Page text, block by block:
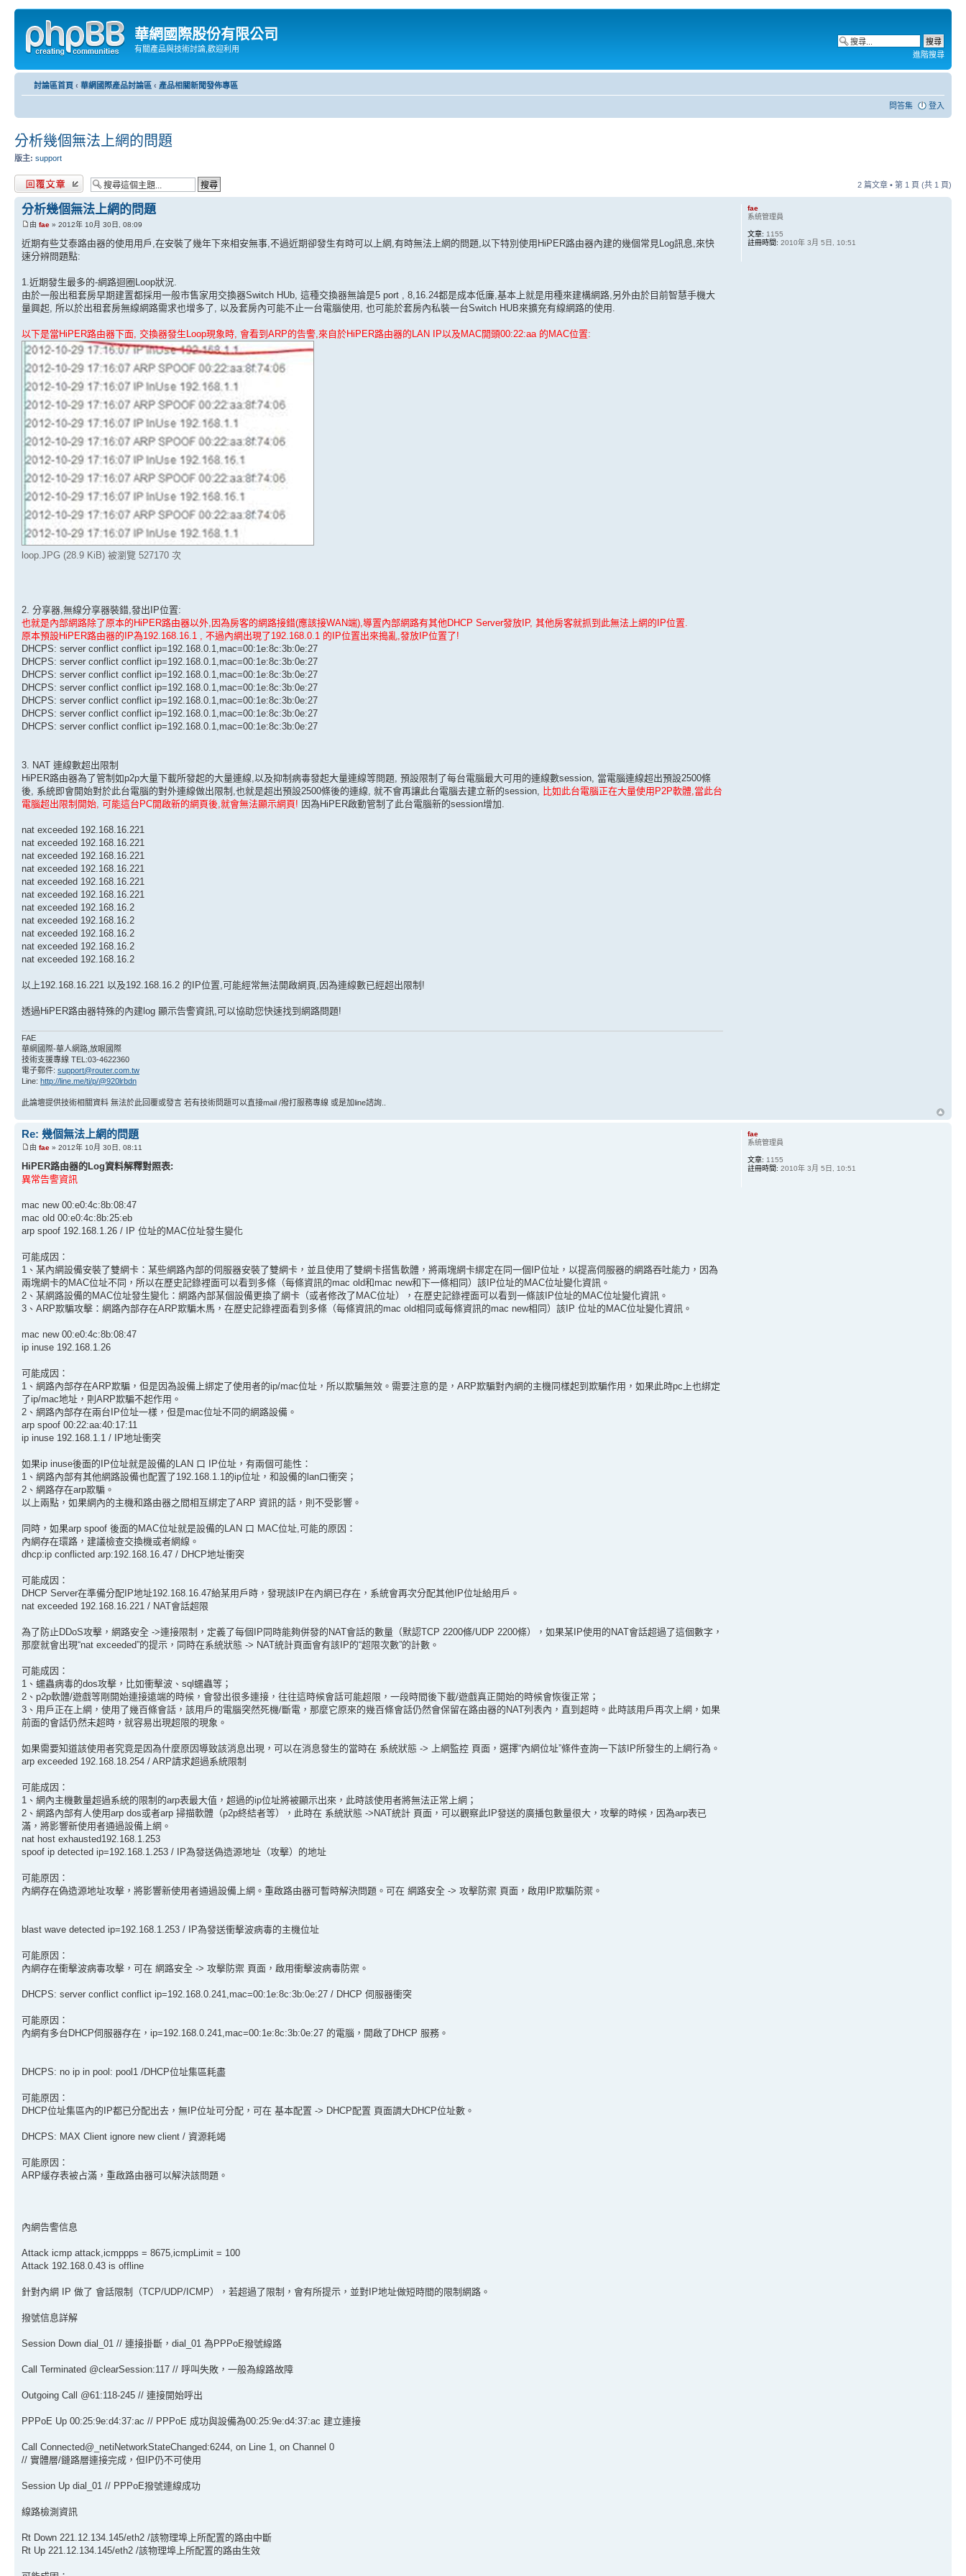
華網國際股份有限公司
有關產品與技術討論,歡迎利用
進階搜尋
討論區首頁 ‹ 華網國際產品討論區 ‹ 產品相關新聞發佈專區
問答集 登入
分析幾個無法上網的問題
版主: support
發表回覆 2 篇文章 • 第 1 頁 (共 1 頁)
分析幾個無法上網的問題
由 fae » 2012年 10月 30日, 08:09
近期有些艾泰路由器的使用用戶,在安裝了幾年下來相安無事,不過近期卻發生有時可以上網,有時無法上網的問題,以下特別使用HiPER路由器內建的幾個常見Log訊息,來快
速分辨問題點:
1.近期發生最多的-網路迴圈Loop狀況.
由於一般出租套房早期建置都採用一般市售家用交換器Switch HUb, 這種交換器無論是5 port , 8,16.24都是成本低廉,基本上就是用種來建構網路,另外由於目前智慧手機大
量興起, 所以於出租套房無線網路需求也增多了, 以及套房內可能不止一台電腦使用, 也可能於套房內私裝一台Switch HUB來擴充有線網路的使用.
以下是當HiPER路由器下面, 交換器發生Loop現象時, 會看到ARP的告警,來自於HiPER路由器的LAN IP以及MAC開頭00:22:aa 的MAC位置:
loop.JPG (28.9 KiB) 被瀏覽 527170 次
2. 分享器,無線分享器裝錯,發出IP位置:
也就是內部網路除了原本的HiPER路由器以外,因為房客的網路接錯(應該接WAN端),導置內部網路有其他DHCP Server發放IP, 其他房客就抓到此無法上網的IP位置.
原本預設HiPER路由器的IP為192.168.16.1 , 不過內網出現了192.168.0.1 的IP位置出來搗亂,發放IP位置了!
DHCPS: server conflict conflict ip=192.168.0.1,mac=00:1e:8c:3b:0e:27
DHCPS: server conflict conflict ip=192.168.0.1,mac=00:1e:8c:3b:0e:27
DHCPS: server conflict conflict ip=192.168.0.1,mac=00:1e:8c:3b:0e:27
DHCPS: server conflict conflict ip=192.168.0.1,mac=00:1e:8c:3b:0e:27
DHCPS: server conflict conflict ip=192.168.0.1,mac=00:1e:8c:3b:0e:27
DHCPS: server conflict conflict ip=192.168.0.1,mac=00:1e:8c:3b:0e:27
DHCPS: server conflict conflict ip=192.168.0.1,mac=00:1e:8c:3b:0e:27
3. NAT 連線數超出限制
HiPER路由器為了管制如p2p大量下載所發起的大量連線,以及抑制病毒發起大量連線等問題, 預設限制了每台電腦最大可用的連線數session, 當電腦連線超出預設2500條
後, 系統即會開始對於此台電腦的對外連線做出限制,也就是超出預設2500條後的連線, 就不會再讓此台電腦去建立新的session, 比如此台電腦正在大量使用P2P軟體,當此台
電腦超出限制開始, 可能這台PC開啟新的網頁後,就會無法顯示網頁! 因為HiPER啟動管制了此台電腦新的session增加.
nat exceeded 192.168.16.221
nat exceeded 192.168.16.221
nat exceeded 192.168.16.221
nat exceeded 192.168.16.221
nat exceeded 192.168.16.221
nat exceeded 192.168.16.221
nat exceeded 192.168.16.2
nat exceeded 192.168.16.2
nat exceeded 192.168.16.2
nat exceeded 192.168.16.2
nat exceeded 192.168.16.2
以上192.168.16.221 以及192.168.16.2 的IP位置,可能經常無法開啟網頁,因為連線數已經超出限制!
透過HiPER路由器特殊的內建log 顯示告警資訊,可以協助您快速找到網路問題!
FAE
華網國際-華人網路,放眼國際
技術支援專線 TEL:03-4622360
電子郵件: support@router.com.tw
Line: http://line.me/ti/p/@920lrbdn
此論壇提供技術相關資料 無法於此回覆或發言 若有技術問題可以直接mail /撥打服務專線 或是加line諮詢..
fae
系統管理員
文章: 1155
註冊時間: 2010年 3月 5日, 10:51
Re: 幾個無法上網的問題
由 fae » 2012年 10月 30日, 08:11
HiPER路由器的Log資料解釋對照表:
異常告警資訊
mac new 00:e0:4c:8b:08:47
mac old 00:e0:4c:8b:25:eb
arp spoof 192.168.1.26 / IP 位址的MAC位址發生變化
可能成因：
1、某內網設備安裝了雙網卡：某些網路內部的伺服器安裝了雙網卡，並且使用了雙網卡搭售軟體，將兩塊網卡綁定在同一個IP位址，以提高伺服器的網路吞吐能力，因為
兩塊網卡的MAC位址不同，所以在歷史記錄裡面可以看到多條（每條資訊的mac old和mac new和下一條相同）該IP位址的MAC位址變化資訊。
2、某網路設備的MAC位址發生變化：網路內部某個設備更換了網卡（或者修改了MAC位址），在歷史記錄裡面可以看到一條該IP位址的MAC位址變化資訊。
3、ARP欺騙攻擊：網路內部存在ARP欺騙木馬，在歷史記錄裡面看到多條（每條資訊的mac old相同或每條資訊的mac new相同）該IP 位址的MAC位址變化資訊。
mac new 00:e0:4c:8b:08:47
ip inuse 192.168.1.26
可能成因：
1、網路內部存在ARP欺騙，但是因為設備上綁定了使用者的ip/mac位址，所以欺騙無效。需要注意的是，ARP欺騙對內網的主機同樣起到欺騙作用，如果此時pc上也綁定
了ip/mac地址，則ARP欺騙不起作用。
2、網路內部存在兩台IP位址一樣，但是mac位址不同的網路設備。
arp spoof 00:22:aa:40:17:11
ip inuse 192.168.1.1 / IP地址衝突
如果ip inuse後面的IP位址就是設備的LAN 口 IP位址，有兩個可能性：
1、網路內部有其他網路設備也配置了192.168.1.1的ip位址，和設備的lan口衝突；
2、網路存在arp欺騙。
以上兩點，如果網內的主機和路由器之間相互綁定了ARP 資訊的話，則不受影響。
同時，如果arp spoof 後面的MAC位址就是設備的LAN 口 MAC位址,可能的原因：
內網存在環路，建議檢查交換機或者網線。
dhcp:ip conflicted arp:192.168.16.47 / DHCP地址衝突
可能成因：
DHCP Server在準備分配IP地址192.168.16.47給某用戶時，發現該IP在內網已存在，系統會再次分配其他IP位址給用戶。
nat exceeded 192.168.16.221 / NAT會話超限
為了防止DDoS攻擊，網路安全 ->連接限制，定義了每個IP同時能夠併發的NAT會話的數量（默認TCP 2200條/UDP 2200條），如果某IP使用的NAT會話超過了這個數字，
那麼就會出現“nat exceeded”的提示，同時在系統狀態 -> NAT統計頁面會有該IP的“超限次數”的計數。
可能成因：
1、蠕蟲病毒的dos攻擊，比如衝擊波、sql蠕蟲等；
2、p2p軟體/遊戲等剛開始連接遠端的時候，會發出很多連接，往往這時候會話可能超限，一段時間後下載/遊戲真正開始的時候會恢復正常；
3、用戶正在上網，使用了幾百條會話，該用戶的電腦突然死機/斷電，那麼它原來的幾百條會話仍然會保留在路由器的NAT列表內，直到超時。此時該用戶再次上網，如果
前面的會話仍然未超時，就容易出現超限的現象。
如果需要知道該使用者究竟是因為什麼原因導致該消息出現，可以在消息發生的當時在 系統狀態 -> 上網監控 頁面，選擇“內網位址”條件查詢一下該IP所發生的上網行為。
arp exceeded 192.168.18.254 / ARP請求超過系統限制
可能成因：
1、網內主機數量超過系統的限制的arp表最大值，超過的ip位址將被顯示出來，此時該使用者將無法正常上網；
2、網路內部有人使用arp dos或者arp 掃描軟體（p2p終結者等），此時在 系統狀態 ->NAT統計 頁面，可以觀察此IP發送的廣播包數量很大，攻擊的時候，因為arp表已
滿，將影響新使用者通過設備上網。
nat host exhausted192.168.1.253
spoof ip detected ip=192.168.1.253 / IP為發送偽造源地址（攻擊）的地址
可能原因：
內網存在偽造源地址攻擊，將影響新使用者通過設備上網。重啟路由器可暫時解決問題。可在 網路安全 -> 攻擊防禦 頁面，啟用IP欺騙防禦。
blast wave detected ip=192.168.1.253 / IP為發送衝擊波病毒的主機位址
可能原因：
內網存在衝擊波病毒攻擊，可在 網路安全 -> 攻擊防禦 頁面，啟用衝擊波病毒防禦。
DHCPS: server conflict conflict ip=192.168.0.241,mac=00:1e:8c:3b:0e:27 / DHCP 伺服器衝突
可能原因：
內網有多台DHCP伺服器存在，ip=192.168.0.241,mac=00:1e:8c:3b:0e:27 的電腦，開啟了DHCP 服務。
DHCPS: no ip in pool: pool1 /DHCP位址集區耗盡
可能原因：
DHCP位址集區內的IP都已分配出去，無IP位址可分配，可在 基本配置 -> DHCP配置 頁面調大DHCP位址數。
DHCPS: MAX Client ignore new client / 資源耗竭
可能原因：
ARP緩存表被占滿，重啟路由器可以解決該問題。
內網告警信息
Attack icmp attack,icmppps = 8675,icmpLimit = 100
Attack 192.168.0.43 is offline
針對內網 IP 做了 會話限制（TCP/UDP/ICMP），若超過了限制，會有所提示，並對IP地址做短時間的限制網路。
撥號信息詳解
Session Down dial_01 // 連接掛斷，dial_01 為PPPoE撥號線路
Call Terminated @clearSession:117 // 呼叫失敗，一般為線路故障
Outgoing Call @61:118-245 // 連接開始呼出
PPPoE Up 00:25:9e:d4:37:ac // PPPoE 成功與設備為00:25:9e:d4:37:ac 建立連接
Call Connected@_netiNetworkStateChanged:6244, on Line 1, on Channel 0
// 實體層/鏈路層連接完成，但IP仍不可使用
Session Up dial_01 // PPPoE撥號連線成功
線路檢測資訊
Rt Down 221.12.134.145/eth2 /該物理埠上所配置的路由中斷
Rt Up 221.12.134.145/eth2 /該物理埠上所配置的路由生效
fae
系統管理員
文章: 1155
註冊時間: 2010年 3月 5日, 10:51